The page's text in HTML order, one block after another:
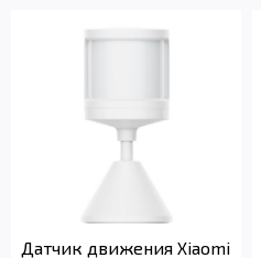
Датчик движения Xiaomi